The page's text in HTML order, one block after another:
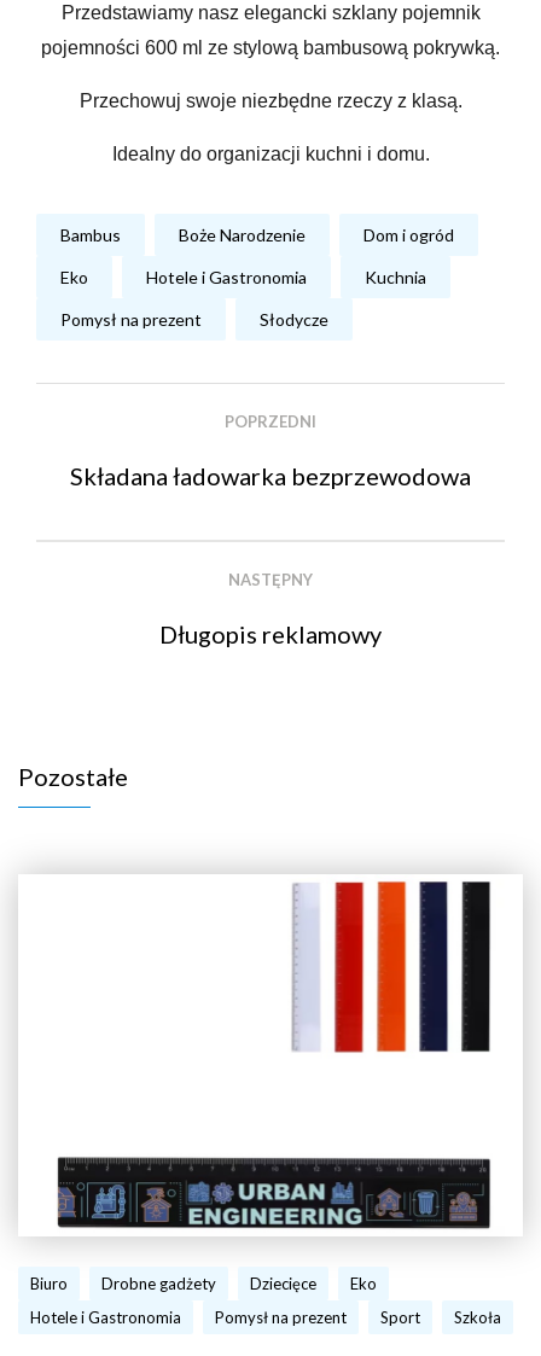
Przedstawiamy nasz elegancki szklany pojemnik
pojemności 600 ml ze stylową bambusową pokrywką.
Przechowuj swoje niezbędne rzeczy z klasą.
Idealny do organizacji kuchni i domu.
Bambus Boże Narodzenie Dom i ogród
Eko Hotele i Gastronomia Kuchnia
Pomysł na prezent Słodycze
POPRZEDNI
Składana ładowarka bezprzewodowa
NASTĘPNY
Długopis reklamowy
Pozostałe
Biuro Drobne gadżety Dziecięce
Eko
Hotele i Gastronomia
Pomysł na prezent Sport Szkoła